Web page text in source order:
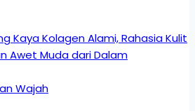
Wajah